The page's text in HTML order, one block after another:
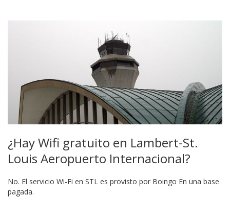
¿Hay Wifi gratuito en Lambert-St.
Louis Aeropuerto Internacional?
No. El servicio Wi-Fi en STL es provisto por Boingo En una base
pagada.